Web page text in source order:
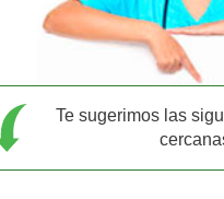
Te sugerimos las